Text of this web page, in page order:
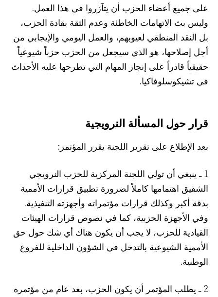
على جميع أعضاء الحزب أن يتآزروا في هذا العمل.
وليس بث الاتهامات الخاطئة وعدم الثقة بقادة الحزب،
بل النقد المنطقي لعيوبهم، والعمل اليومي والإيجابي من
أجل إصلاحها، هو الذي سيجعل من الحزب حزباً شيوعياً
حقيقياً قادراً على إنجاز المهام التي تطرحها عليه الأحداث
في تشيكوسلوفاكيا.
قرار حول المسألة النرويجية
بعد الإطلاع على تقرير اللجنة يقرر المؤتمر:
1 ـ ينبغي أن تولي اللجنة المركزية للحزب النرويجي
الشقيق اهتمامها كاملاً لضرورة تطبيق قرارات الأممية
بدقة أكبر وكذلك قرارات مؤتمراته وأجهزته التنفيذية.
وفي الأجهزة الحزبية، كما في نصوص قرارات الهيئات
القيادية للحزب، لا يجب أن يكون هناك أي شك حول حق
الأممية الشيوعية بالتدخل في الشؤون الداخلية للفروع
الوطنية.
2 ـ يطلب المؤتمر أن يكون الحزب، بعد عام من مؤتمره